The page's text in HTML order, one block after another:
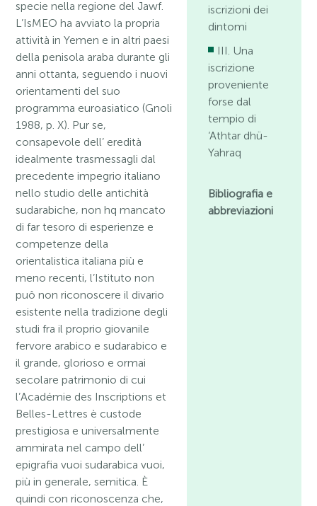
specie nella regione del Jawf.
L’IsMEO ha avviato la propria
attività in Yemen e in altri paesi
della penisola araba durante gli
anni ottanta, seguendo i nuovi
orientamenti del suo
programma euroasiatico (Gnoli
1988, p. X). Pur se,
consapevole dell’ eredità
idealmente trasmessagli dal
precedente impegrio italiano
nello studio delle antichità
sudarabiche, non hq mancato
di far tesoro di esperienze e
competenze della
orientalistica italiana più e
meno recenti, l’Istituto non
puô non riconoscere il divario
esistente nella tradizione degli
studi fra il proprio giovanile
fervore arabico e sudarabico e
il grande, glorioso e ormai
secolare patrimonio di cui
l’Académie des Inscriptions et
Belles-Lettres è custode
prestigiosa e universalmente
ammirata nel campo dell’
epigrafia vuoi sudarabica vuoi,
più in generale, semitica. È
quindi con riconoscenza che,
iscrizioni dei
dintomi
III. Una
iscrizione
proveniente
forse dal
tempio di
‘Athtar dhü-
Yahraq
Bibliografia e
abbreviazioni